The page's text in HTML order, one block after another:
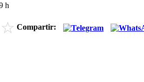
h
☆ Compartir: